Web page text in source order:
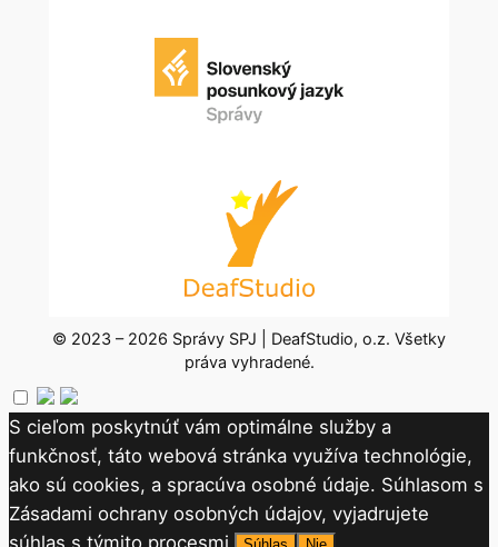
© 2023 – 2026 Správy SPJ | DeafStudio, o.z. Všetky
práva vyhradené.
S cieľom poskytnúť vám optimálne služby a
funkčnosť, táto webová stránka využíva technológie,
ako sú cookies, a spracúva osobné údaje. Súhlasom s
Zásadami ochrany osobných údajov, vyjadrujete
súhlas s týmito procesmi.